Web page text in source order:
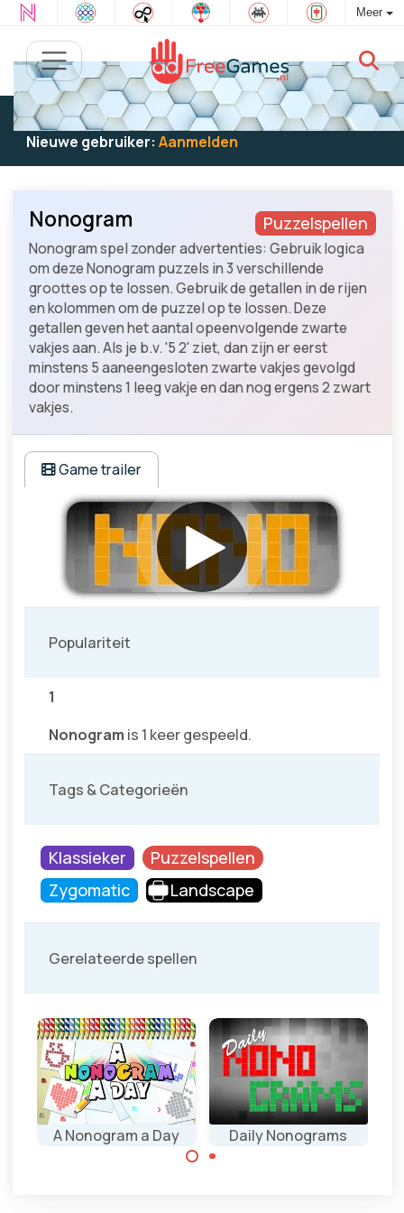
Meer
Bestaande gebruiker: Log in
om te spelen
Nieuwe gebruiker: Aanmelden
Puzzelspellen
Nonogram
Nonogram spel zonder advertenties: Gebruik logica
om deze Nonogram puzzels in 3 verschillende
groottes op te lossen. Gebruik de getallen in de rijen
en kolommen om de puzzel op te lossen. Deze
getallen geven het aantal opeenvolgende zwarte
vakjes aan. Als je b.v. '5 2' ziet, dan zijn er eerst
minstens 5 aaneengesloten zwarte vakjes gevolgd
door minstens 1 leeg vakje en dan nog ergens 2 zwart
vakjes.
Game trailer
Populariteit
1
Nonogram is 1 keer gespeeld.
Tags & Categorieën
Klassieker
Puzzelspellen
Zygomatic
Landscape
Gerelateerde spellen
A Nonogram a Day Daily Nonograms